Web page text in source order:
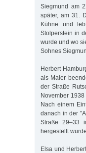
Siegmund am
später, am 31.
Kühne und
Stolperstein in
wurde und wo
Sohnes
Herbert
als Maler
der Straße
November
Nach einem
danach in der
Straße 29–33
hergestellt
Elsa und